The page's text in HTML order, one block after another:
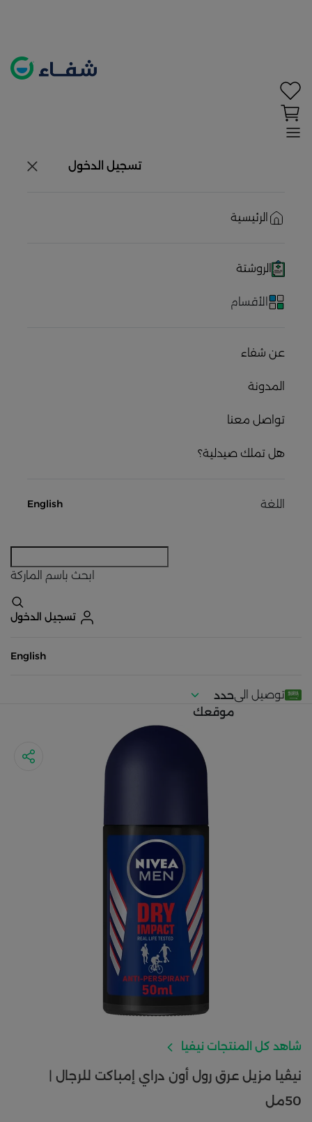
تسجيل الدخول
الرئيسية
الروشتة
الأقسام
عن شفاء
المدونة
تواصل معنا
هل تملك صيدلية؟
اللغة English
ابحث باسم الماركة
تسجيل الدخول
English
توصيل الىحدد
موقعك
شاهد كل المنتجات نيفيا
نيڤيا مزيل عرق رول أون دراي إمباكت للرجال |
50مل